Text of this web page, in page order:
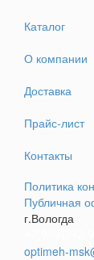
Каталог
О компании
Доставка
Прайс-лист
Контакты
Политика
Публичная
г.Вологда
optimeh-